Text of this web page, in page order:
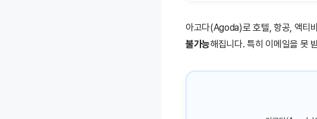
아고다(Agoda)로 호텔, 항공, 액티
불가능해집니다. 특히 이메일을 못